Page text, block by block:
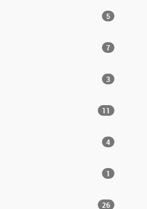
5
7
3
11
4
1
26